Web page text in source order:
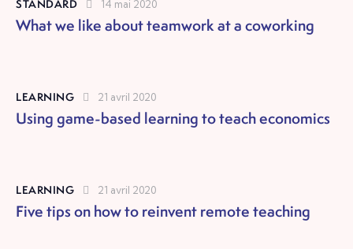
STANDARD 14 mai 2020
What we like about teamwork at a coworking
LEARNING 21 avril 2020
Using game-based learning to teach economics
LEARNING 21 avril 2020
Five tips on how to reinvent remote teaching